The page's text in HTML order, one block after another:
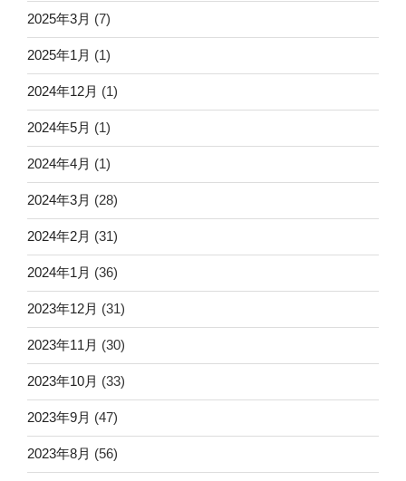
2025年3月 (7)
2025年1月 (1)
2024年12月 (1)
2024年5月 (1)
2024年4月 (1)
2024年3月 (28)
2024年2月 (31)
2024年1月 (36)
2023年12月 (31)
2023年11月 (30)
2023年10月 (33)
2023年9月 (47)
2023年8月 (56)